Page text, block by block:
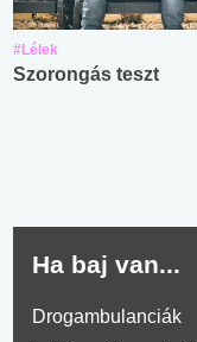
#Lélek
Szorongás teszt
Ha baj van...
Drogambulanciák